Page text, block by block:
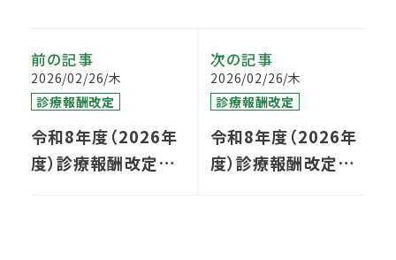
前の記事
2026/02/26/木
診療報酬改定
令和8年度（2026年
度）診療報酬改定①
次の記事
2026/02/26/木
診療報酬改定
令和8年度（2026年
度）診療報酬改定③